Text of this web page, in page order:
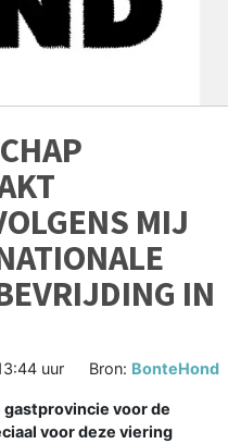
MIJ
IN
uur Bron: BonteHond
gastprovincie voor de
voor deze viering